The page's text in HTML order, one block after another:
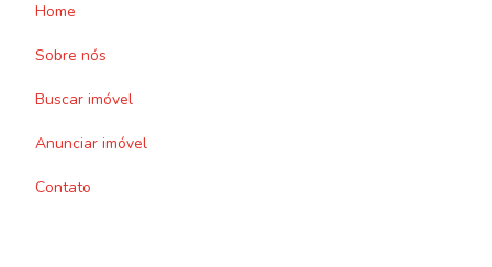
Home
Sobre nós
Buscar imóvel
Anunciar imóvel
Contato